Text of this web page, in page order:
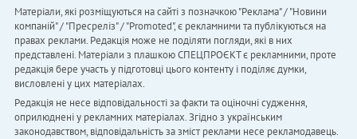
Матеріали, які розміщуються на сайті з позначкою "Реклама" / "Новини
компаній" / "Пресреліз" / "Promoted", є рекламними та публікуються на
правах реклами. Редакція може не поділяти погляди, які в них
представлені. Матеріали з плашкою СПЕЦПРОЄКТ є рекламними, проте
редакція бере участь у підготовці цього контенту і поділяє думки,
висловлені у цих матеріалах.
Редакція не несе відповідальності за факти та оціночні судження,
оприлюднені у рекламних матеріалах. Згідно з українським
законодавством, відповідальність за зміст реклами несе рекламодавець.